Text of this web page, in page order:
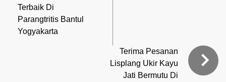
Terbaik Di
Parangtritis Bantul
Yogyakarta
Terima Pesanan
Lisplang Ukir Kayu
Jati Bermutu Di